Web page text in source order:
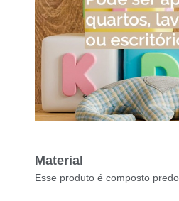
Material
Esse produto é composto